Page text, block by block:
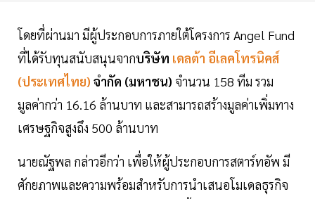
โดยที่ผ่านมา มีผู้ประกอบการภายใต้โครงการ Angel Fund
ที่ได้รับทุนสนับสนุนจากบริษัท เดลต้า อีเลคโทรนิคส์
(ประเทศไทย) จำกัด (มหาชน) จำนวน 158 ทีม รวม
มูลค่ากว่า 16.16 ล้านบาท และสามารถสร้างมูลค่าเพิ่มทาง
เศรษฐกิจสูงถึง 500 ล้านบาท
นายณัฐพล กล่าวอีกว่า เพื่อให้ผู้ประกอบการสตาร์ทอัพ มี
ศักยภาพและความพร้อมสำหรับการนำเสนอโมเดลธุรกิจ